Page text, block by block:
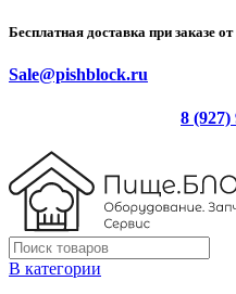
Бесплатная доставка при заказе
Sale@pishblock.ru
8 (927)
В категории